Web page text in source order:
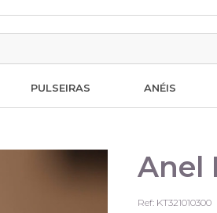
PULSEIRAS ANÉIS
Anel
Ref: KT321010300